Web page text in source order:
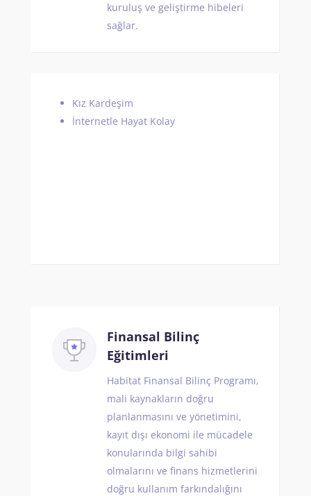
kuruluş ve geliştirme hibeleri
sağlar.
Kız Kardeşim
İnternetle Hayat Kolay
Finansal Bilinç
Eğitimleri
Habitat Finansal Bilinç Programı,
mali kaynakların doğru
planlanmasını ve yönetimini,
kayıt dışı ekonomi ile mücadele
konularında bilgi sahibi
olmalarını ve finans hizmetlerini
doğru kullanım farkındalığını